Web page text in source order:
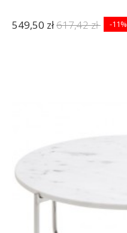
549,50 zł617,42 zł -11%